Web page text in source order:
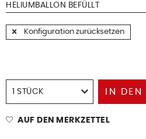
HELIUMBALLON BEFÜLLT
Konfiguration zurücksetzen
IN DEN
AUF DEN MERKZETTEL